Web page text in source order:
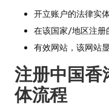
开立账户的法律实
在该国家/地区注册
有效网站，该网站
注册中国
体流程